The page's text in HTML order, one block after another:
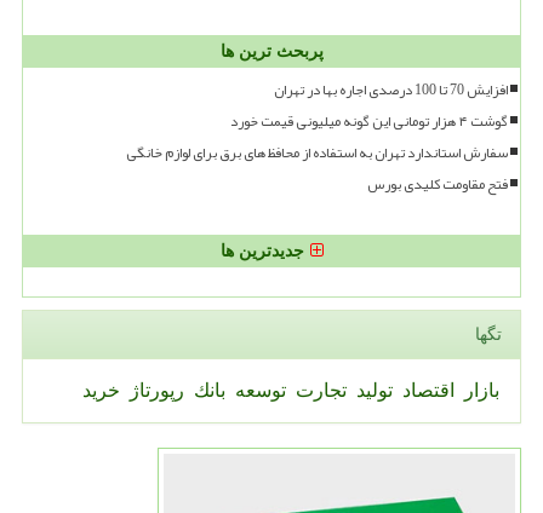
پربحث ترین ها
افزایش 70 تا 100 درصدی اجاره بها در تهران
گوشت ۴ هزار تومانی این گونه میلیونی قیمت خورد
سفارش استاندارد تهران به استفاده از محافظ های برق برای لوازم خانگی
فتح مقاومت کلیدی بورس
جدیدترین ها
تگها
بازار اقتصاد تولید تجارت توسعه بانك رپورتاژ خرید